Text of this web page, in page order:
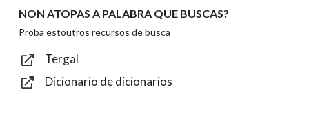
Enviar
NON ATOPAS A PALABRA QUE BUSCAS?
Proba estoutros recursos de busca
Tergal
Dicionario de dicionarios